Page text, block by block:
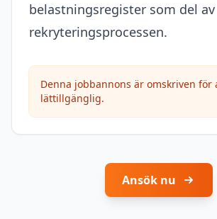
belastningsregister som del av
rekryteringsprocessen.
Denna jobbannons är omskriven för
lättillgänglig.
Ansök nu